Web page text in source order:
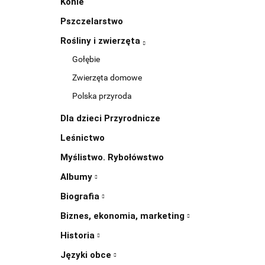
Pszczelarstwo
Rośliny i zwierzęta
Gołębie
Zwierzęta domowe
Polska przyroda
Dla dzieci Przyrodnicze
Leśnictwo
Myślistwo. Rybołówstwo
Albumy
Biografia
Biznes, ekonomia, marketing
Historia
Języki obce